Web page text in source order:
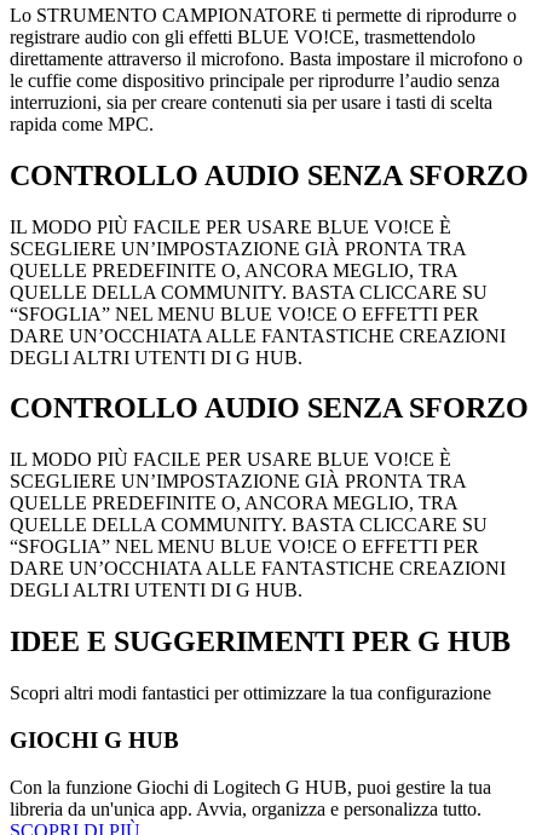
Lo STRUMENTO CAMPIONATORE ti permette di riprodurre o
registrare audio con gli effetti BLUE VO!CE, trasmettendolo
direttamente attraverso il microfono. Basta impostare il microfono o
le cuffie come dispositivo principale per riprodurre l’audio senza
interruzioni, sia per creare contenuti sia per usare i tasti di scelta
rapida come MPC.
CONTROLLO AUDIO SENZA SFORZO
IL MODO PIÙ FACILE PER USARE BLUE VO!CE È
SCEGLIERE UN’IMPOSTAZIONE GIÀ PRONTA TRA
QUELLE PREDEFINITE O, ANCORA MEGLIO, TRA
QUELLE DELLA COMMUNITY. BASTA CLICCARE SU
“SFOGLIA” NEL MENU BLUE VO!CE O EFFETTI PER
DARE UN’OCCHIATA ALLE FANTASTICHE CREAZIONI
DEGLI ALTRI UTENTI DI G HUB.
CONTROLLO AUDIO SENZA SFORZO
IL MODO PIÙ FACILE PER USARE BLUE VO!CE È
SCEGLIERE UN’IMPOSTAZIONE GIÀ PRONTA TRA
QUELLE PREDEFINITE O, ANCORA MEGLIO, TRA
QUELLE DELLA COMMUNITY. BASTA CLICCARE SU
“SFOGLIA” NEL MENU BLUE VO!CE O EFFETTI PER
DARE UN’OCCHIATA ALLE FANTASTICHE CREAZIONI
DEGLI ALTRI UTENTI DI G HUB.
IDEE E SUGGERIMENTI PER G HUB
Scopri altri modi fantastici per ottimizzare la tua configurazione
GIOCHI G HUB
Con la funzione Giochi di Logitech G HUB, puoi gestire la tua
libreria da un'unica app. Avvia, organizza e personalizza tutto.
SCOPRI DI PIÙ